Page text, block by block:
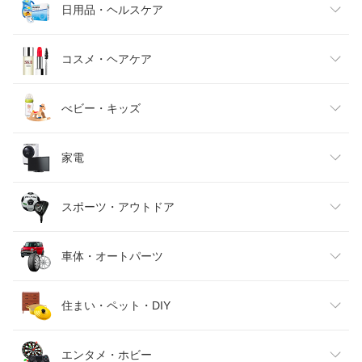
メンズファッション
キッズファッション
ベビーファッション
インナー・下着・ナイトウェア
バッグ・小物・ブランド雑貨
靴
腕時計
ジュエリー・アクセサリー
食品
スイーツ・お菓子
水・ソフトドリンク
ビール・洋酒
ワイン
日本酒・焼酎
日用品・ヘルスケア
日用品雑貨・文房具・手芸
ダイエット・健康
医薬品・コンタクト・介護
コスメ・ヘアケア
美容・コスメ・香水
べビー・キッズ
キッズ・ベビー・マタニティ
おもちゃ
家電
家電
TV・オーディオ・カメラ
スマートフォン・タブレット
パソコン・周辺機器
スポーツ・アウトドア
スポーツ・アウトドア
ゴルフ
車体・オートパーツ
車用品・バイク用品
車・バイク
住まい・ペット・DIY
インテリア・寝具・収納
エンタメ・ホビー